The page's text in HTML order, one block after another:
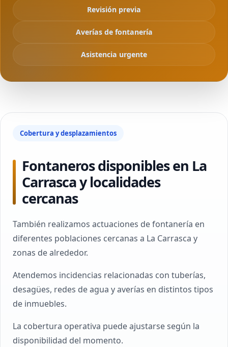
Revisión previa
Averías de fontanería
Asistencia urgente
Cobertura y desplazamientos
Fontaneros disponibles en La
Carrasca y localidades
cercanas
También realizamos actuaciones de fontanería en
diferentes poblaciones cercanas a La Carrasca y
zonas de alrededor.
Atendemos incidencias relacionadas con tuberías,
desagües, redes de agua y averías en distintos tipos
de inmuebles.
La cobertura operativa puede ajustarse según la
disponibilidad del momento.